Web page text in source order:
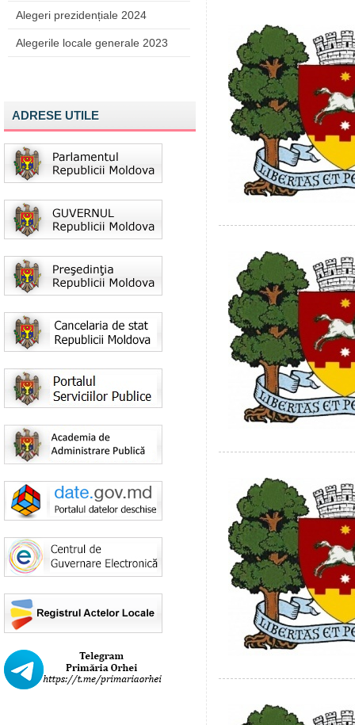
Alegeri prezidențiale 2024
Alegerile locale generale 2023
ADRESE UTILE